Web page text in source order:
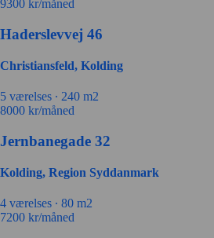
9300 kr/måned
Haderslevvej 46
Christiansfeld, Kolding
5 værelses ∙ 240 m2
8000 kr/måned
Jernbanegade 32
Kolding, Region Syddanmark
4 værelses ∙ 80 m2
7200 kr/måned